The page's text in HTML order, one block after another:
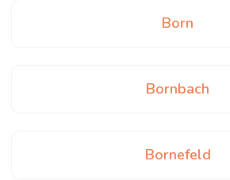
Born
Bornbach
Bornefeld